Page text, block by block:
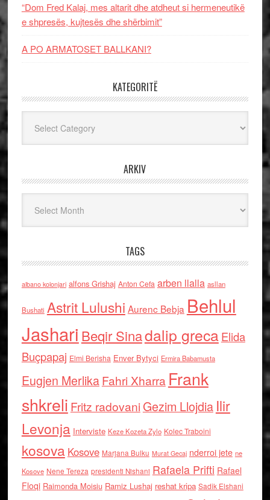
“Dom Fred Kalaj, mes altarit dhe atdheut si hermeneutikë
e shpresës, kujtesës dhe shërbimit”
A PO ARMATOSET BALLKANI?
KATEGORITË
ARKIV
TAGS
albano kolonjari alfons Grishaj Anton Cefa arben llalla asllan
Bushati Astrit Lulushi Aurenc Bebja Behlul
Jashari Beqir Sinadalip grecaElida
Buçpapaj Elmi Berisha Enver Bytyci Ermira Babamusta
Eugjen MerlikaFahri Xharra Frank
shkreli Fritz radovaniGezim Llojdia Ilir
Levonja Interviste Keze Kozeta Zylo Kolec Traboini
kosova Kosove Marjana Bulku Murat Gecaj nderroi jete ne
Kosove Nene Tereza presidenti Nishani Rafaela Prifti Rafael
Floqi Raimonda Moisiu Ramiz Lushaj reshat kripa Sadik Elshani